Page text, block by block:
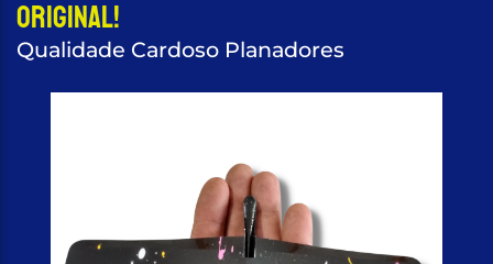
original!
Qualidade Cardoso Planadores